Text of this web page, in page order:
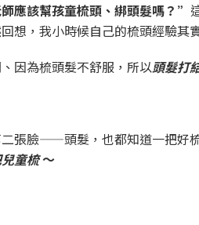
應該幫孩童梳頭、綁頭髮嗎？”
想，我小時候自己的梳頭經驗其
因為梳頭髮不舒服，所以頭髮打
張臉——頭髮，也都知道一把好
童梳～